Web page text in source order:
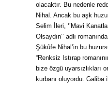
olacaktır. Bu nedenle
Nihal. Ancak bu aşk
Selim İleri, ‘’Mavi
Olsaydın’’ adlı
Şükûfe Nihal’in bu
“Renksiz Istırap
bize özgü uyarsızlıkları
kurbanı oluyordu. Galiba